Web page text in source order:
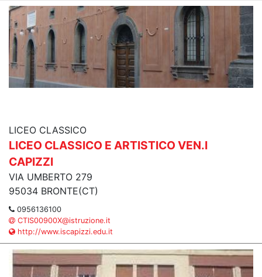
LICEO CLASSICO
LICEO CLASSICO E ARTISTICO VEN.I
CAPIZZI
VIA UMBERTO 279
95034 BRONTE(CT)
0956136100
CTIS00900X@istruzione.it
http://www.iscapizzi.edu.it